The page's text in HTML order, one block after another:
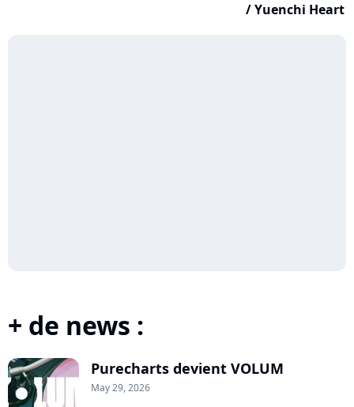
/ Yuenchi Heart
+ de news :
Purecharts devient VOLUM
May 29, 2026